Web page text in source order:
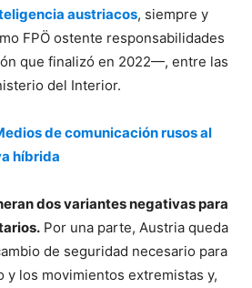
austriacos, siempre y
FPÖ ostente responsabilidades
que finalizó en 2022—, entre las
del Interior.
de comunicación rusos al
híbrida
dos variantes negativas para
Por una parte, Austria queda
de seguridad necesario para
los movimientos extremistas y,